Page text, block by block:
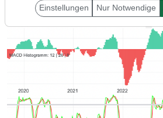
Einstellungen Nur Notwendige